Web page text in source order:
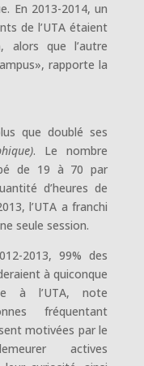
En 2013-2014, un
de l’UTA étaient
alors que l’autre
rapporte la
que doublé ses
. Le nombre
de 19 à 70 par
d’heures de
l’UTA a franchi
seule session.
2013, 99% des
à quiconque
à l’UTA, note
fréquentant
motivées par le
actives